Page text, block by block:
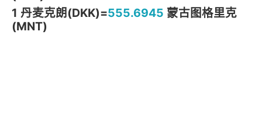
1 丹麦克朗(DKK)=555.6945 蒙古图格里克
(MNT)